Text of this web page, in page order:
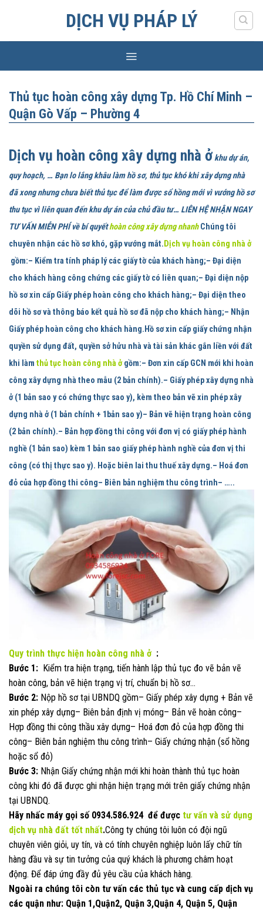
DỊCH VỤ PHÁP LÝ
Thủ tục hoàn công xây dựng Tp. Hồ Chí Minh –
Quận Gò Vấp – Phường 4
Dịch vụ hoàn công xây dựng nhà ởkhu dự án,
quy hoạch, … Bạn lo lắng khâu làm hồ sơ, thủ tục khó khi xây dựng nhà
đã xong nhưng chưa biết thủ tục để làm được sổ hồng mới vì vướng hồ sơ
thu tục vì liên quan đến khu dự án của chủ đầu tư… LIÊN HỆ NHẬN NGAY
TƯ VẤN MIỄN PHÍ về bí quyếthoàn công xây dựng nhanhChúng tôi
chuyên nhận các hồ sơ khó, gặp vướng mắt. Dịch vụ hoàn công nhà ở
gồm:– Kiểm tra tính pháp lý các giấy tờ của khách hàng;– Đại diện
cho khách hàng công chứng các giấy tờ có liên quan;– Đại diện nộp
hồ sơ xin cấp Giấy phép hoàn công cho khách hàng;– Đại diện theo
dõi hồ sơ và thông báo kết quả hồ sơ đã nộp cho khách hàng;– Nhận
Giấy phép hoàn công cho khách hàng. Hồ sơ xin cấp giấy chứng nhận
quyền sử dụng đất, quyền sở hửu nhà và tài sản khác gắn liền với đất
khi làm thủ tục hoàn công nhà ởgồm:– Đơn xin cấp GCN mới khi hoàn
công xây dựng nhà theo mẫu (2 bản chính).– Giấy phép xây dựng nhà
ở (1 bản sao y có chứng thực sao y), kèm theo bản vẽ xin phép xây
dựng nhà ở (1 bản chính + 1bản sao y)– Bản vẽ hiện trạng hoàn công
(2 bản chính).– Bản hợp đồng thi công với đơn vị có giấy phép hành
nghề (1 bản sao) kèm 1 bản sao giấy phép hành nghề của đơn vị thi
công (có thị thực sao y). Hoặc biên lai thu thuế xây dựng.– Hoá đơn
đỏ của hợp đồng thi công– Biên bản nghiệm thu công trình– …..
Quy trình thực hiện hoàn công nhà ở :
Bước 1: Kiểm tra hiện trạng, tiến hành lập thủ tục đo vẽ bản vẽ
hoàn công, bản vẽ hiện trạng vị trí, chuẩn bị hồ sơ…
Bước 2: Nộp hồ sơ tại UBNDQ gồm– Giấy phép xây dựng + Bản vẽ
xin phép xây dựng– Biên bản định vị móng– Bản vẽ hoàn công–
Hợp đồng thi công thầu xây dựng– Hoá đơn đỏ của hợp đồng thi
công– Biên bản nghiệm thu công trình– Giấy chứng nhận (sổ hồng
hoặc sổ đỏ)
Bước 3: Nhận Giấy chứng nhận mới khi hoàn thành thủ tục hoàn
công khi đó đã được ghi nhận hiện trạng mới trên giấy chứng nhận
tại UBNDQ.
Hãy nhấc máy gọi số 0934.586.924 để được tư vấn và sử dụng
dịch vụ nhà đất tốt nhất.Công ty chúng tôi luôn có đội ngũ
chuyên viên giỏi, uy tín, và có tính chuyên nghiệp luôn lấy chữ tín
hàng đầu và sự tin tưởng của quý khách là phương châm hoạt
động. Để đáp ứng đầy đủ yêu cầu của khách hàng.
Ngoài ra chúng tôi còn tư vấn các thủ tục và cung cấp dịch vụ
các quận như: Quận 1,Quận2, Quận 3,Quận 4, Quận 5, Quận